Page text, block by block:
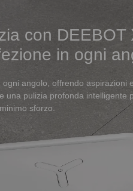
con DEEBOT
in ogni
angolo, offrendo aspirazioni
pulizia profonda intelligente
minimo sforzo.